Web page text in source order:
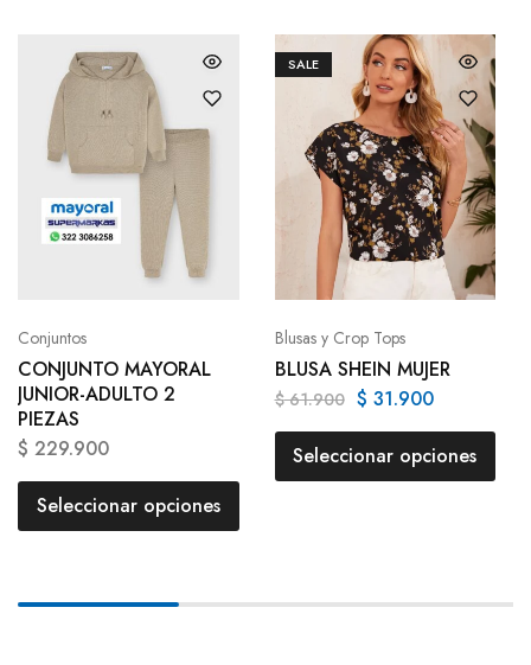
Conjuntos
CONJUNTO MAYORAL
JUNIOR-ADULTO 2
PIEZAS
$ 229.900
Seleccionar opciones
SALE
Blusas y Crop Tops
BLUSA SHEIN MUJER
$61.900 $ 31.900
Seleccionar opciones